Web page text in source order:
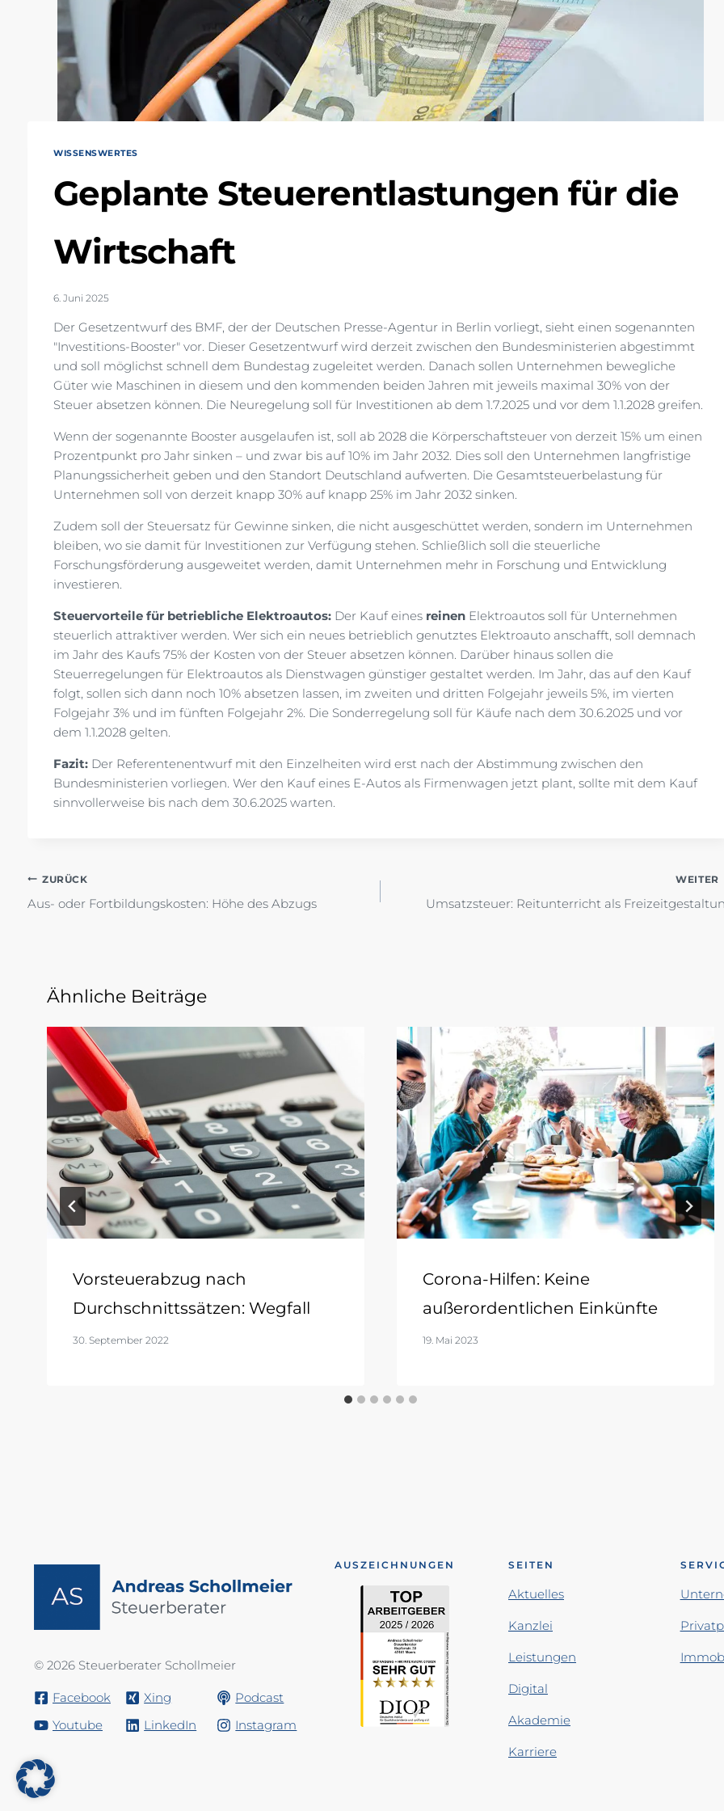
WISSENSWERTES
Geplante Steuerentlastungen für die
Wirtschaft
6. Juni 2025
Der Gesetzentwurf des BMF, der der Deutschen Presse-Agentur in Berlin vorliegt, sieht einen sogenannten
"Investitions-Booster" vor. Dieser Gesetzentwurf wird derzeit zwischen den Bundesministerien abgestimmt
und soll möglichst schnell dem Bundestag zugeleitet werden. Danach sollen Unternehmen bewegliche
Güter wie Maschinen in diesem und den kommenden beiden Jahren mit jeweils maximal 30% von der
Steuer absetzen können. Die Neuregelung soll für Investitionen ab dem 1.7.2025 und vor dem 1.1.2028 greifen.
Wenn der sogenannte Booster ausgelaufen ist, soll ab 2028 die Körperschaftsteuer von derzeit 15% um einen
Prozentpunkt pro Jahr sinken – und zwar bis auf 10% im Jahr 2032. Dies soll den Unternehmen langfristige
Planungssicherheit geben und den Standort Deutschland aufwerten. Die Gesamtsteuerbelastung für
Unternehmen soll von derzeit knapp 30% auf knapp 25% im Jahr 2032 sinken.
Zudem soll der Steuersatz für Gewinne sinken, die nicht ausgeschüttet werden, sondern im Unternehmen
bleiben, wo sie damit für Investitionen zur Verfügung stehen. Schließlich soll die steuerliche
Forschungsförderung ausgeweitet werden, damit Unternehmen mehr in Forschung und Entwicklung
investieren.
Steuervorteile für betriebliche Elektroautos: Der Kauf eines reinen Elektroautos soll für Unternehmen
steuerlich attraktiver werden. Wer sich ein neues betrieblich genutztes Elektroauto anschafft, soll demnach
im Jahr des Kaufs 75% der Kosten von der Steuer absetzen können. Darüber hinaus sollen die
Steuerregelungen für Elektroautos als Dienstwagen günstiger gestaltet werden. Im Jahr, das auf den Kauf
folgt, sollen sich dann noch 10% absetzen lassen, im zweiten und dritten Folgejahr jeweils 5%, im vierten
Folgejahr 3% und im fünften Folgejahr 2%. Die Sonderregelung soll für Käufe nach dem 30.6.2025 und vor
dem 1.1.2028 gelten.
Fazit: Der Referentenentwurf mit den Einzelheiten wird erst nach der Abstimmung zwischen den
Bundesministerien vorliegen. Wer den Kauf eines E-Autos als Firmenwagen jetzt plant, sollte mit dem Kauf
sinnvollerweise bis nach dem 30.6.2025 warten.
Beitragsnavigation
ZURÜCK
Aus- oder Fortbildungskosten: Höhe des Abzugs
WEITER
Umsatzsteuer: Reitunterricht als
Ähnliche Beiträge
Vorsteuerabzug nach
Durchschnittssätzen: Wegfall
30. September 2022
Corona-Hilfen: Keine
außerordentlichen Einkünfte
19. Mai 2023
© 2026 Steuerberater Schollmeier
Facebook Xing
Podcast
Youtube
LinkedIn Instagram
AUSZEICHNUNGEN SEITEN
Aktuelles
Kanzlei
Leistungen
Digital
Akademie
Karriere